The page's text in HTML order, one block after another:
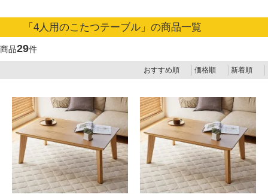
「4人用のこたつテーブル」の商品一覧
商品29件
おすすめ順 価格順 新着順